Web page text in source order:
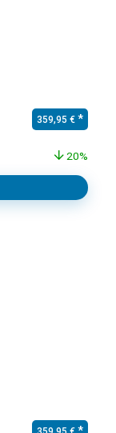
Ursprünglicher
359,95 €
20%
Ursprünglicher